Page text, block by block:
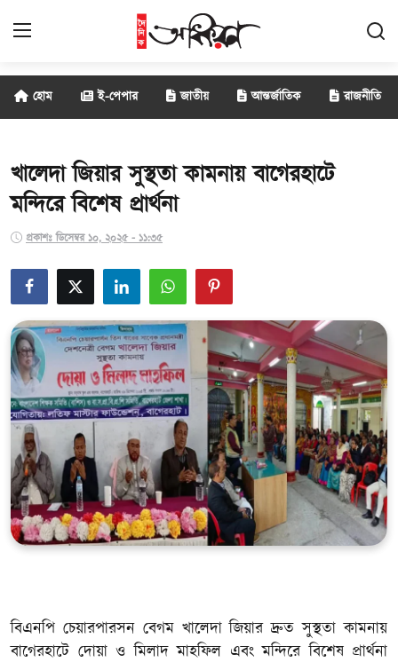
জাতীয়
আন্তর্জাতিক
রাজনীতি
সাক্ষাৎকার
বিনোদন
সারাদেশ
খেলাধুলা
সম্পাদকীয়
সাহিত্য
হোম ই-পেপার জাতীয় আন্তর্জাতিক রাজনীতি
খালেদা জিয়ার সুস্থতা কামনায় বাগেরহাটে
মন্দিরে বিশেষ প্রার্থনা
প্রকাশঃ ডিসেম্বর ১০, ২০২৫ - ১১:৩৫
বিএনপি চেয়ারপারসন বেগম খালেদা জিয়ার দ্রুত সুস্থতা কামনায়
বাগেরহাটে দোয়া ও মিলাদ মাহফিল এবং মন্দিরে বিশেষ প্রার্থনা